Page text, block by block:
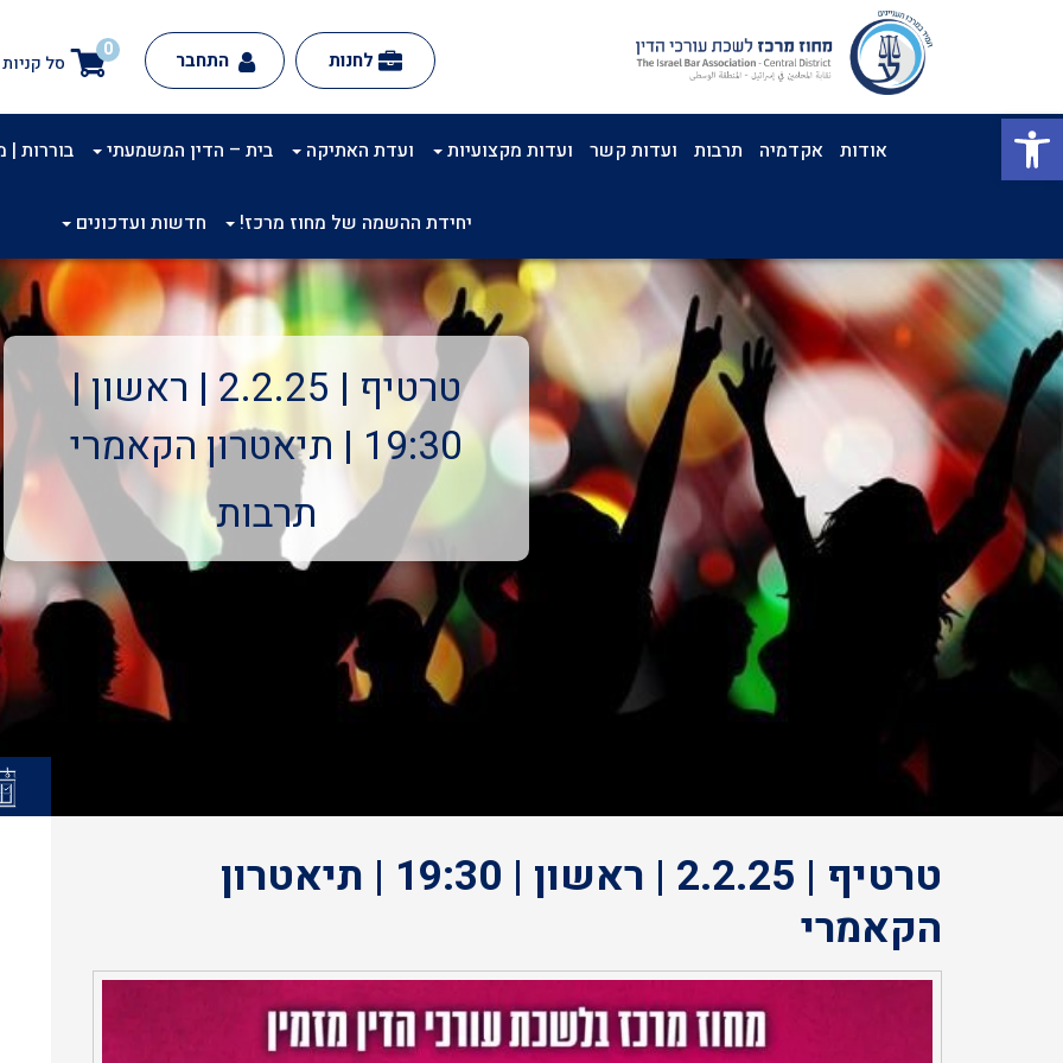
פתח סרגל נגישות
0
סל קניות לחנות התחבר
אודות אקדמיה תרבות ועדות קשר ועדות מקצועיות ועדת האתיקה בית – הדין המשמעתי בוררות |
יחידת ההשמה של מחוז מרכז! חדשות ועדכונים
טרטיף | 2.2.25 | ראשון |
19:30 | תיאטרון הקאמרי
תרבות
טרטיף | 2.2.25 | ראשון | 19:30 | תיאטרון
הקאמרי